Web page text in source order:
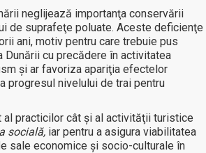
neglijează importanţa conservării
de suprafeţe poluate. Aceste deficienţe
ani, motiv pentru care trebuie pus
cu precădere în activitatea
şi ar favoriza apariţia efectelor
progresul nivelului de trai pentru
practicilor cât şi al activităţii turistice
socială,iar pentru a asigura viabilitatea
sale economice şi socio-culturale în